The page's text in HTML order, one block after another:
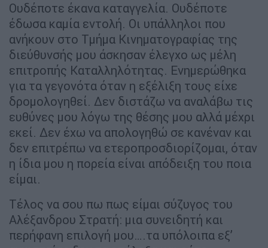
Ουδέποτε έκανα καταγγελία. Ουδέποτε
έδωσα καμία εντολή. Οι υπάλληλοι που
ανήκουν στο Τμήμα Κινηματογραφίας της
διεύθυνσής μου άσκησαν έλεγχο ως μέλη
επιτροπής Καταλληλότητας. Ενημερώθηκα
για τα γεγονότα όταν η εξέλιξη τους είχε
δρομολογηθεί. Δεν διστάζω να αναλάβω τις
ευθύνες μου λόγω της θέσης μου αλλά μέχρι
εκεί. Δεν έχω να απολογηθώ σε κανέναν και
δεν επιτρέπω να ετεροπροσδιορίζομαι, όταν
η ίδια μου η πορεία είναι απόδειξη του ποια
είμαι.
Τέλος να σου πω πως είμαι σύζυγος του
Αλέξανδρου Στρατή: μια συνειδητή και
περήφανη επιλογή μου….τα υπόλοιπα εξ’